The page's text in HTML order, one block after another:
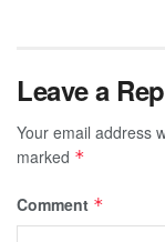
Leave a
Your email address
marked *
Comment *